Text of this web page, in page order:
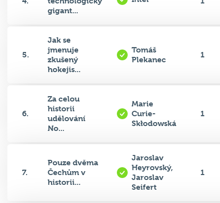
gigant...
5.
Jak se
jmenuje
zkušený
hokejis...
Tomáš
Plekanec
1
6.
Za celou
historii
udělování
No...
Marie
Curie-
Skłodowská
1
7.
Pouze dvěma
Čechům v
historii...
Jaroslav
Heyrovský,
Jaroslav
Seifert
1